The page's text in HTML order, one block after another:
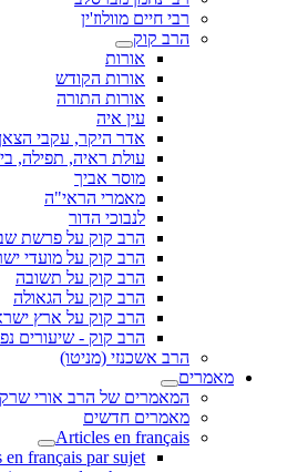
רבי חיים מוולוז'ין
הרב קוק
אורות
אורות הקודש
אורות התורה
עין איה
אדר היקר, עקבי
עולת ראיה, תפילה,
מוסר אביך
מאמרי הראי"ה
לנבוכי הדור
הרב קוק על פרשת
הרב קוק על מועדי
הרב קוק על תשובה
הרב קוק על הגאולה
הרב קוק על ארץ
הרב קוק - שיעורים
הרב אשכנזי (מניטו)
מאמרים
המאמרים של הרב אורי
מאמרים חדשים
Articles en français
en français par sujet